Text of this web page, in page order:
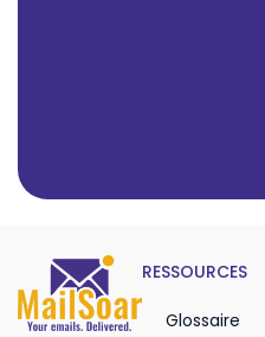
RESSOURCES
Glossaire